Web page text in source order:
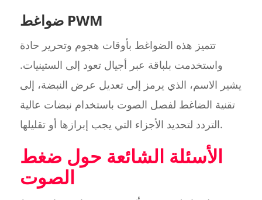
ضواغط PWM
تتميز هذه الضواغط بأوقات هجوم وتحرير حادة
واستخدمت بلباقة عبر أجيال تعود إلى الستينيات.
يشير الاسم، الذي يرمز إلى تعديل عرض النبضة، إلى
تقنية الضاغط لفصل الصوت باستخدام نبضات عالية
التردد لتحديد الأجزاء التي يجب إبرازها أو تقليلها.
الأسئلة الشائعة حول ضغط
الصوت